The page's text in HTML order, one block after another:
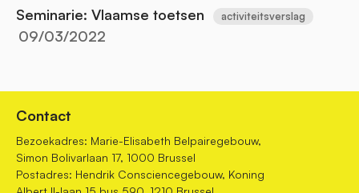
Seminarie: Vlaamse toetsen activiteitsverslag
09/03/2022
Contact
Bezoekadres: Marie-Elisabeth Belpairegebouw,
Simon Bolivarlaan 17, 1000 Brussel
Postadres: Hendrik Consciencegebouw, Koning